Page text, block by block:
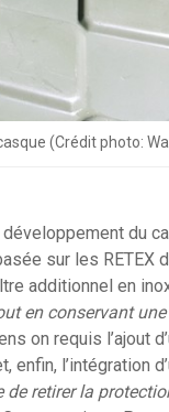
(Crédit photo:
du
sur les RETEX
additionnel en
en conservant
on requis l’ajout
l’intégration
de retirer la